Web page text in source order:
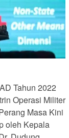
Tahun 2022
Operasi Militer
Masa Kini
oleh Kepala